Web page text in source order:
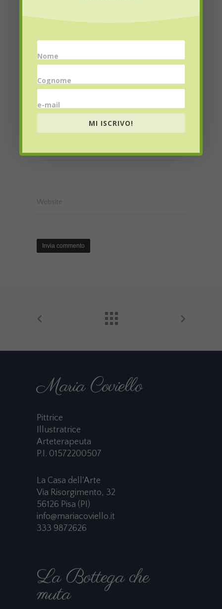
Website
Maria Coviello
Pittrice
Illustratrice
Arteterapeuta
P.I. 01572200507
La Casa dell'Arte
Via Risorgimento, 32
56126 Pisa (PI)
info@mariacoviello.it
333 9872626
La Bottega che
muta
Nome
Cognome
e-mail
MI ISCRIVO!